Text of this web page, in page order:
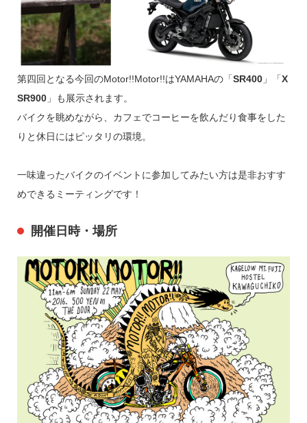
第四回となる今回のMotor!!Motor!!はYAMAHAの「SR400」「X
SR900」も展示されます。
バイクを眺めながら、カフェでコーヒーを飲んだり食事をした
りと休日にはピッタリの環境。
一味違ったバイクのイベントに参加してみたい方は是非おすす
めできるミーティングです！
開催日時・場所